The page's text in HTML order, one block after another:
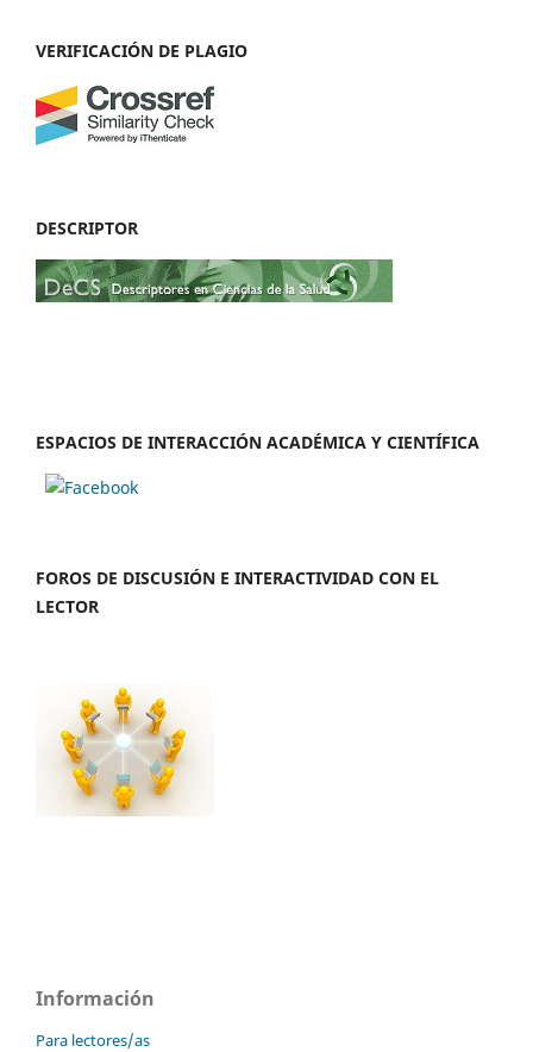
VERIFICACIÓN DE PLAGIO
DESCRIPTOR
ESPACIOS DE INTERACCIÓN ACADÉMICA Y CIENTÍFICA
FOROS DE DISCUSIÓN E INTERACTIVIDAD CON EL
LECTOR
Información
Para lectores/as